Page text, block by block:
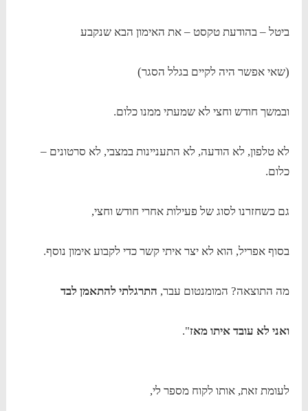
ביטל – בהודעת טקסט – את האימון הבא שנקבע
(שאי אפשר היה לקיים בגלל הסגר)
ובמשך חודש וחצי לא שמעתי ממנו כלום.
לא טלפון, לא הודעה, לא התעניינות במצבי, לא סרטונים –
כלום.
גם כשחזרנו לסוג של פעילות אחרי חודש וחצי,
בסוף אפריל, הוא לא יצר איתי קשר כדי לקבוע אימון נוסף.
מה התוצאה? המומנטום עבר, התרגלתי להתאמן לבד
ואני לא עובד איתו מאז".
לעומת זאת, אותו לקוח מספר לי,